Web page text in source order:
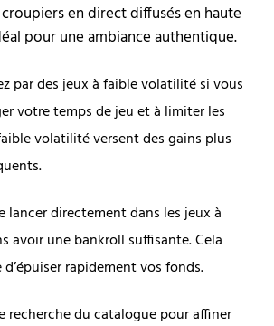
en direct diffusés en haute
pour une ambiance authentique.
par des jeux à faible volatilité si vous
votre temps de jeu et à limiter les
volatilité versent des gains plus
lancer directement dans les jeux à
avoir une bankroll suffisante. Cela
rapidement vos fonds.
recherche du catalogue pour affiner